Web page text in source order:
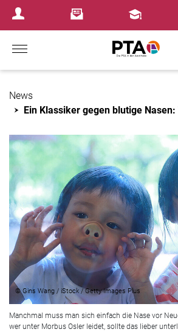
Login MenuNewsletter
Home
News
Ein Klassiker gegen blutige
© Gins Wang / iStock / Getty Images Plus
Manchmal muss man sich einfach die Nase vor
wer unter Morbus Osler leidet, sollte das lieber